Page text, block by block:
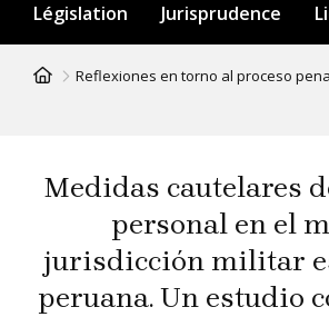
Législation
Jurisprudence
Fil
d'Ariane
Reflexiones en torno al proceso
Medidas cautelares
personal en el
jurisdicción militar
peruana. Un estudio